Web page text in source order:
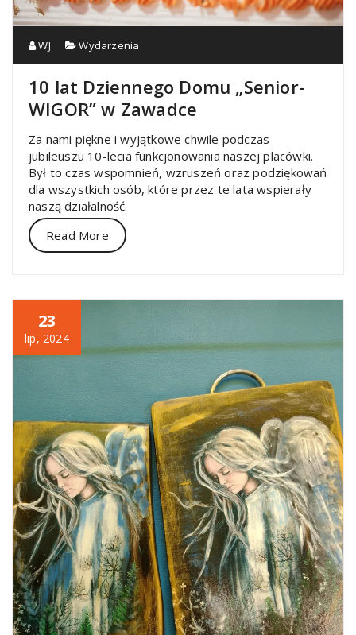
WJ Wydarzenia
10 lat Dziennego Domu „Senior-
WIGOR” w Zawadce
Za nami piękne i wyjątkowe chwile podczas
jubileuszu 10-lecia funkcjonowania naszej placówki.
Był to czas wspomnień, wzruszeń oraz podziękowań
dla wszystkich osób, które przez te lata wspierały
naszą działalność.
Read More
23
lip, 2024